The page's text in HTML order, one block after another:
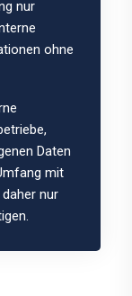
nur
ohne
Daten
mit
nur